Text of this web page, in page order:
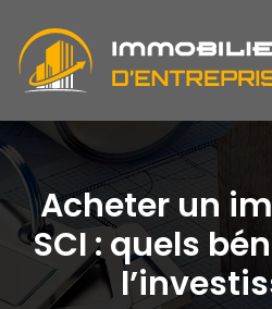
Acheter un
SCI : quels